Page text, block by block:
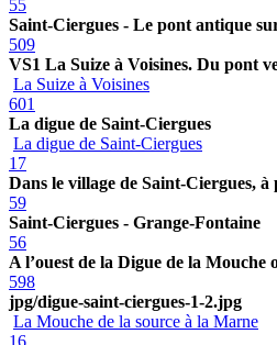
55
Saint-Ciergues - Le pont antique
509
VS1 La Suize à Voisines. Du pont
La Suize à Voisines
601
La digue de Saint-Ciergues
La digue de Saint-Ciergues
17
Dans le village de Saint-Ciergues,
59
Saint-Ciergues - Grange-Fontaine
56
A l’ouest de la Digue de la Mouche
598
jpg/digue-saint-ciergues-1-2.jpg
La Mouche de la source à la Marne
16